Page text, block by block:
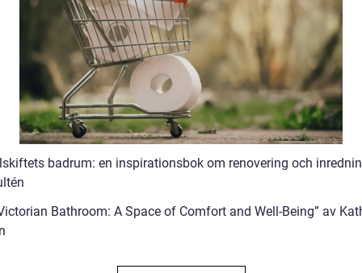
badrum: en inspirationsbok om renovering och
Bathroom: A Space of Comfort and Well-Being” av